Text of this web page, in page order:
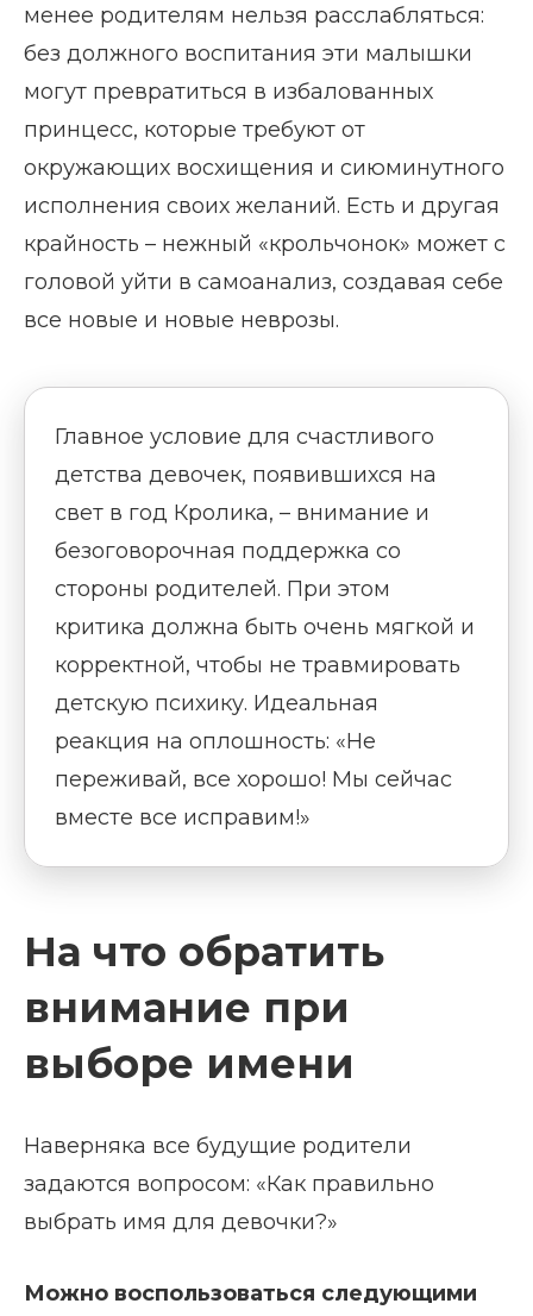
менее родителям нельзя расслабляться:
без должного воспитания эти малышки
могут превратиться в избалованных
принцесс, которые требуют от
окружающих восхищения и сиюминутного
исполнения своих желаний. Есть и другая
крайность – нежный «крольчонок» может с
головой уйти в самоанализ, создавая себе
все новые и новые неврозы.
Главное условие для счастливого
детства девочек, появившихся на
свет в год Кролика, – внимание и
безоговорочная поддержка со
стороны родителей. При этом
критика должна быть очень мягкой и
корректной, чтобы не травмировать
детскую психику. Идеальная
реакция на оплошность: «Не
переживай, все хорошо! Мы сейчас
вместе все исправим!»
На что обратить
внимание при
выборе имени
Наверняка все будущие родители
задаются вопросом: «Как правильно
выбрать имя для девочки?»
Можно воспользоваться следующими